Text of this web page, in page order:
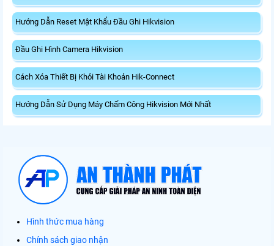
Hướng Dẫn Reset Mật Khẩu Đầu Ghi Hikvision
Đầu Ghi Hình Camera Hikvision
Cách Xóa Thiết Bị Khỏi Tài Khoản Hik-Connect
Hướng Dẫn Sử Dụng Máy Chấm Công Hikvision Mới Nhất
Hình thức mua hàng
Chính sách giao nhận